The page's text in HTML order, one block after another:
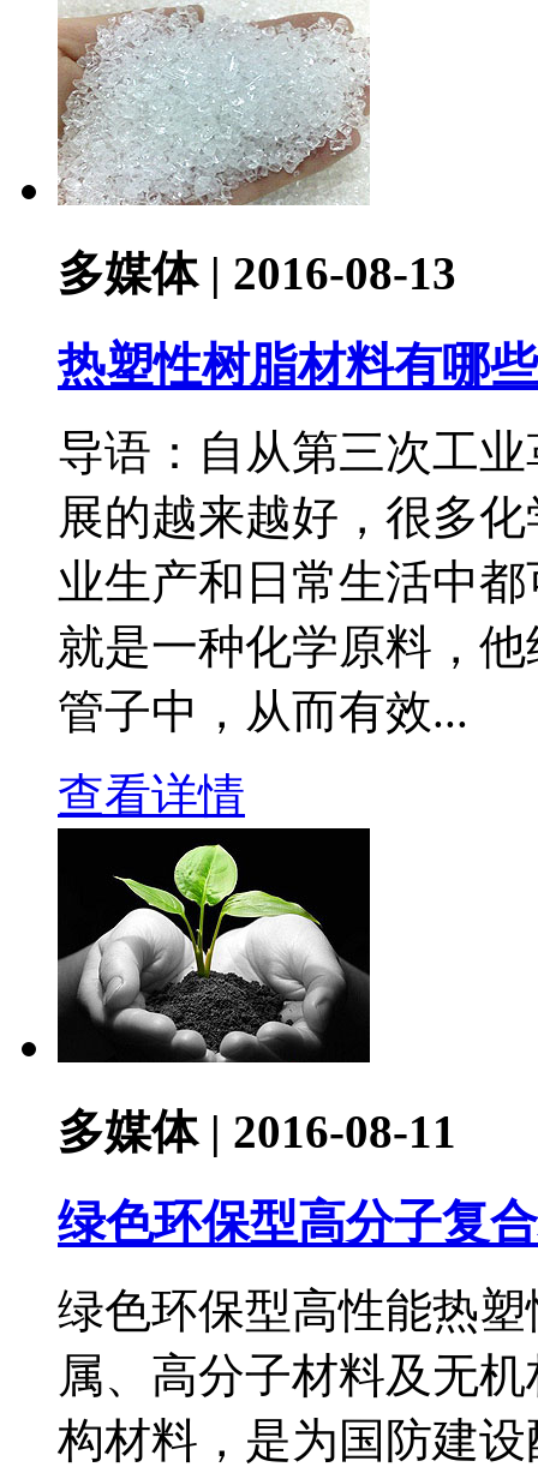
多媒体 | 2016-08-13
热塑性树脂材料有哪
导语：自从第三次工
展的越来越好，很多
业生产和日常生活中
就是一种化学原料，
管子中，从而有效...
查看详情
多媒体 | 2016-08-11
绿色环保型高分子复
绿色环保型高性能热
属、高分子材料及无
构材料，是为国防建